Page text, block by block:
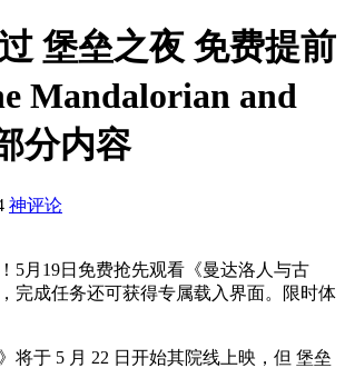
堡垒之夜 免费提前
Mandalorian and
分内容
神评论
5月19日免费抢先观看《曼达洛人与古
完成任务还可获得专属载入界面。限时体
将于 5 月 22 日开始其院线上映，但 堡垒